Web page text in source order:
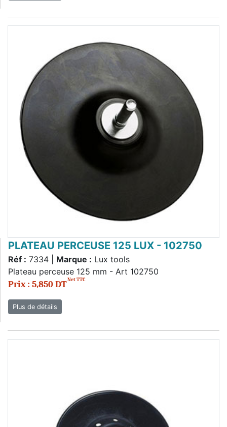
PLATEAU PERCEUSE 125 LUX - 102750
Réf : 7334 | Marque : Lux tools
Plateau perceuse 125 mm - Art 102750
Prix : 5,850 DTNet TTC
Plus de détails